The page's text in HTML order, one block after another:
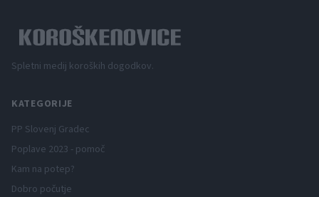
Spletni medij koroških dogodkov.
KATEGORIJE
PP Slovenj Gradec
Poplave 2023 - pomoč
Kam na potep?
Dobro počutje